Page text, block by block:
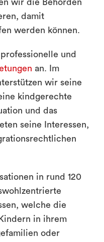
wir die Behörden
damit
werden können.
und
an. Im
wir seine
kindgerechte
und das
seine Interessen,
in rund 120
welche die
in ihrem
oder